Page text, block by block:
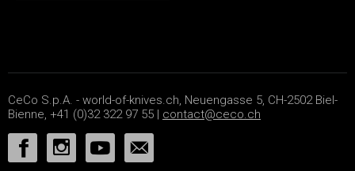
CeCo S.p.A. - world-of-knives.ch, Neuengasse 5, CH-2502 Biel-
Bienne, +41 (0)32 322 97 55 | contact@ceco.ch